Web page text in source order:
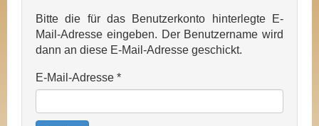
Bitte die für das Benutzerkonto hinterlegte E-
Mail-Adresse eingeben. Der Benutzername wird
dann an diese E-Mail-Adresse geschickt.
E-Mail-Adresse *